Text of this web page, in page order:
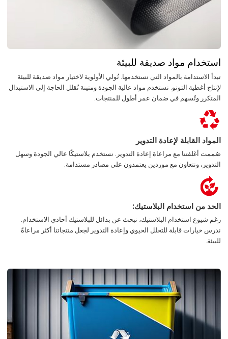
استخدام مواد صديقة للبيئة
تبدأ الاستدامة بالمواد التي نستخدمها. نُولي الأولوية لاختيار مواد صديقة للبيئة
لإنتاج أغطية التونو. نستخدم مواد عالية الجودة ومتينة تُقلل الحاجة إلى الاستبدال
المتكرر وتُسهم في ضمان عمر أطول للمنتجات.
المواد القابلة لإعادة التدوير
صُممت أغلفتنا مع مراعاة إعادة التدوير. نستخدم بلاستيكًا عالي الجودة وسهل
التدوير، ونتعاون مع موردين يعتمدون على مصادر مستدامة.
الحد من استخدام البلاستيك:
رغم شيوع استخدام البلاستيك، نبحث عن بدائل للبلاستيك أحادي الاستخدام.
ندرس خيارات قابلة للتحلل الحيوي وإعادة التدوير لجعل منتجاتنا أكثر مراعاةً
للبيئة.